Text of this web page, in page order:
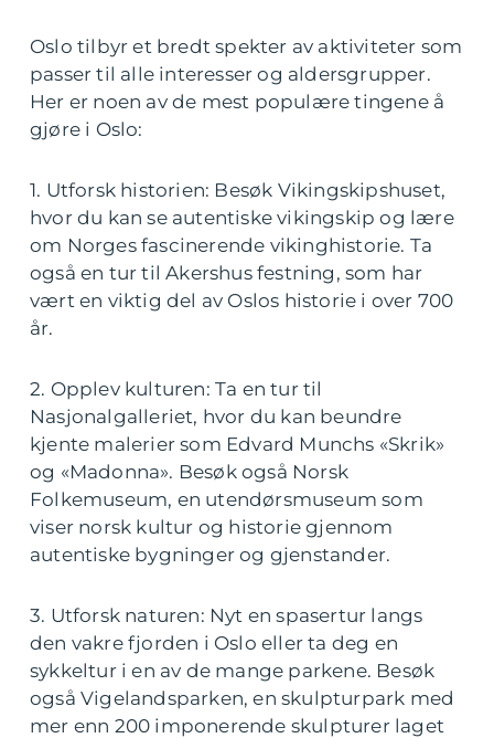
Oslo tilbyr et bredt spekter av aktiviteter som
passer til alle interesser og aldersgrupper.
Her er noen av de mest populære tingene å
gjøre i Oslo:
1. Utforsk historien: Besøk Vikingskipshuset,
hvor du kan se autentiske vikingskip og lære
om Norges fascinerende vikinghistorie. Ta
også en tur til Akershus festning, som har
vært en viktig del av Oslos historie i over 700
år.
2. Opplev kulturen: Ta en tur til
Nasjonalgalleriet, hvor du kan beundre
kjente malerier som Edvard Munchs «Skrik»
og «Madonna». Besøk også Norsk
Folkemuseum, en utendørsmuseum som
viser norsk kultur og historie gjennom
autentiske bygninger og gjenstander.
3. Utforsk naturen: Nyt en spasertur langs
den vakre fjorden i Oslo eller ta deg en
sykkeltur i en av de mange parkene. Besøk
også Vigelandsparken, en skulpturpark med
mer enn 200 imponerende skulpturer laget